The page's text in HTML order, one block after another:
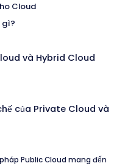
Cloud
gì?
và Hybrid Cloud
của Private Cloud và
Public Cloud mang đến